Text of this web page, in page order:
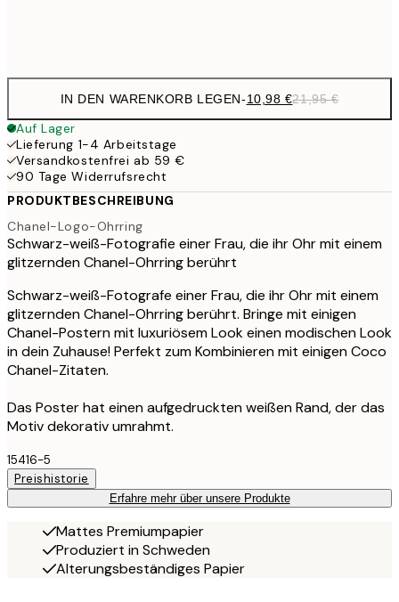
IN DEN WARENKORB LEGEN-10,98 €21,95 €
Auf Lager
Lieferung 1-4 Arbeitstage
Versandkostenfrei ab 59 €
90 Tage Widerrufsrecht
PRODUKTBESCHREIBUNG
Chanel-Logo-Ohrring
Schwarz-weiß-Fotografie einer Frau, die ihr Ohr mit einem
glitzernden Chanel-Ohrring berührt
Schwarz-weiß-Fotografe einer Frau, die ihr Ohr mit einem
glitzernden Chanel-Ohrring berührt. Bringe mit einigen
Chanel-Postern mit luxuriösem Look einen modischen Look
in dein Zuhause! Perfekt zum Kombinieren mit einigen Coco
Chanel-Zitaten.
Das Poster hat einen aufgedruckten weißen Rand, der das
Motiv dekorativ umrahmt.
15416-5
Preishistorie
Erfahre mehr über unsere Produkte
Mattes Premiumpapier
Produziert in Schweden
Alterungsbeständiges Papier